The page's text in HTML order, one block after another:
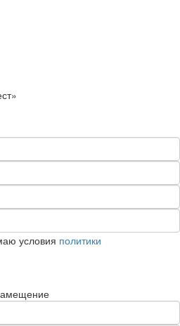
условия политики